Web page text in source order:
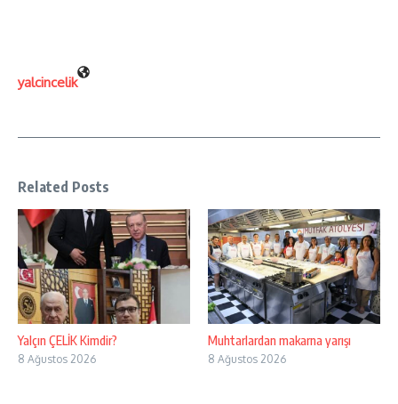
yalcincelik
Related Posts
Yalçın ÇELİK Kimdir?
8 Ağustos 2026
Muhtarlardan makarna yarışı
8 Ağustos 2026